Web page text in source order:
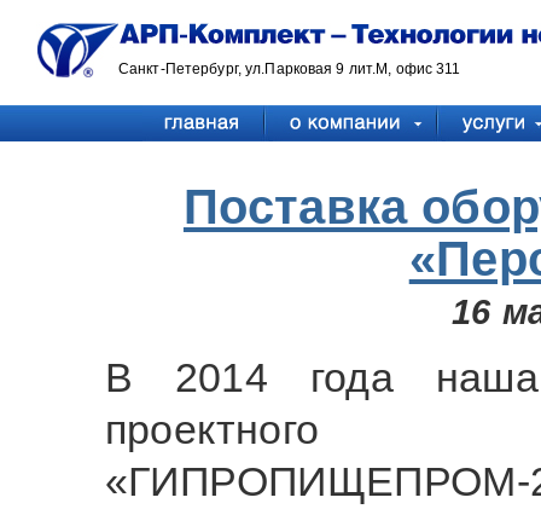
Санкт-Петербург, ул.Парковая 9 лит.М, офис 311
Поставка
16
В 2014 года наша